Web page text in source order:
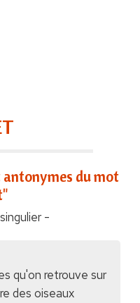
du mot
-
qu'on retrouve sur
des oiseaux